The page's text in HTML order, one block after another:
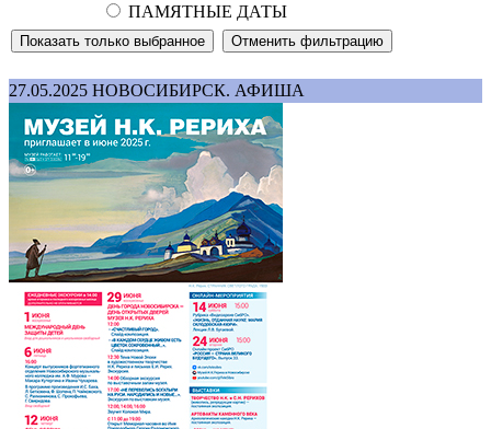
ПАМЯТНЫЕ ДАТЫ
27.05.2025 НОВОСИБИРСК. АФИША